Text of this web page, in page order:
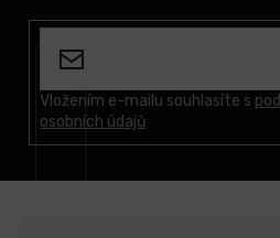
Vložením e-mailu souhlasíte s
osobních údajů